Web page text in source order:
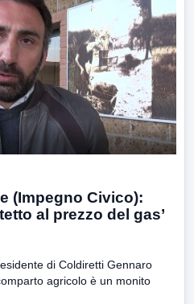
(Impegno Civico):
al prezzo del gas’
di Coldiretti Gennaro
agricolo è un monito